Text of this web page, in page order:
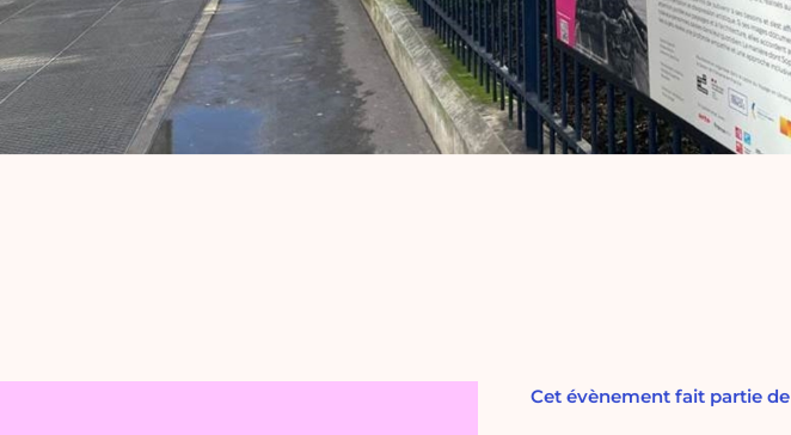
Cet évènement fait partie de